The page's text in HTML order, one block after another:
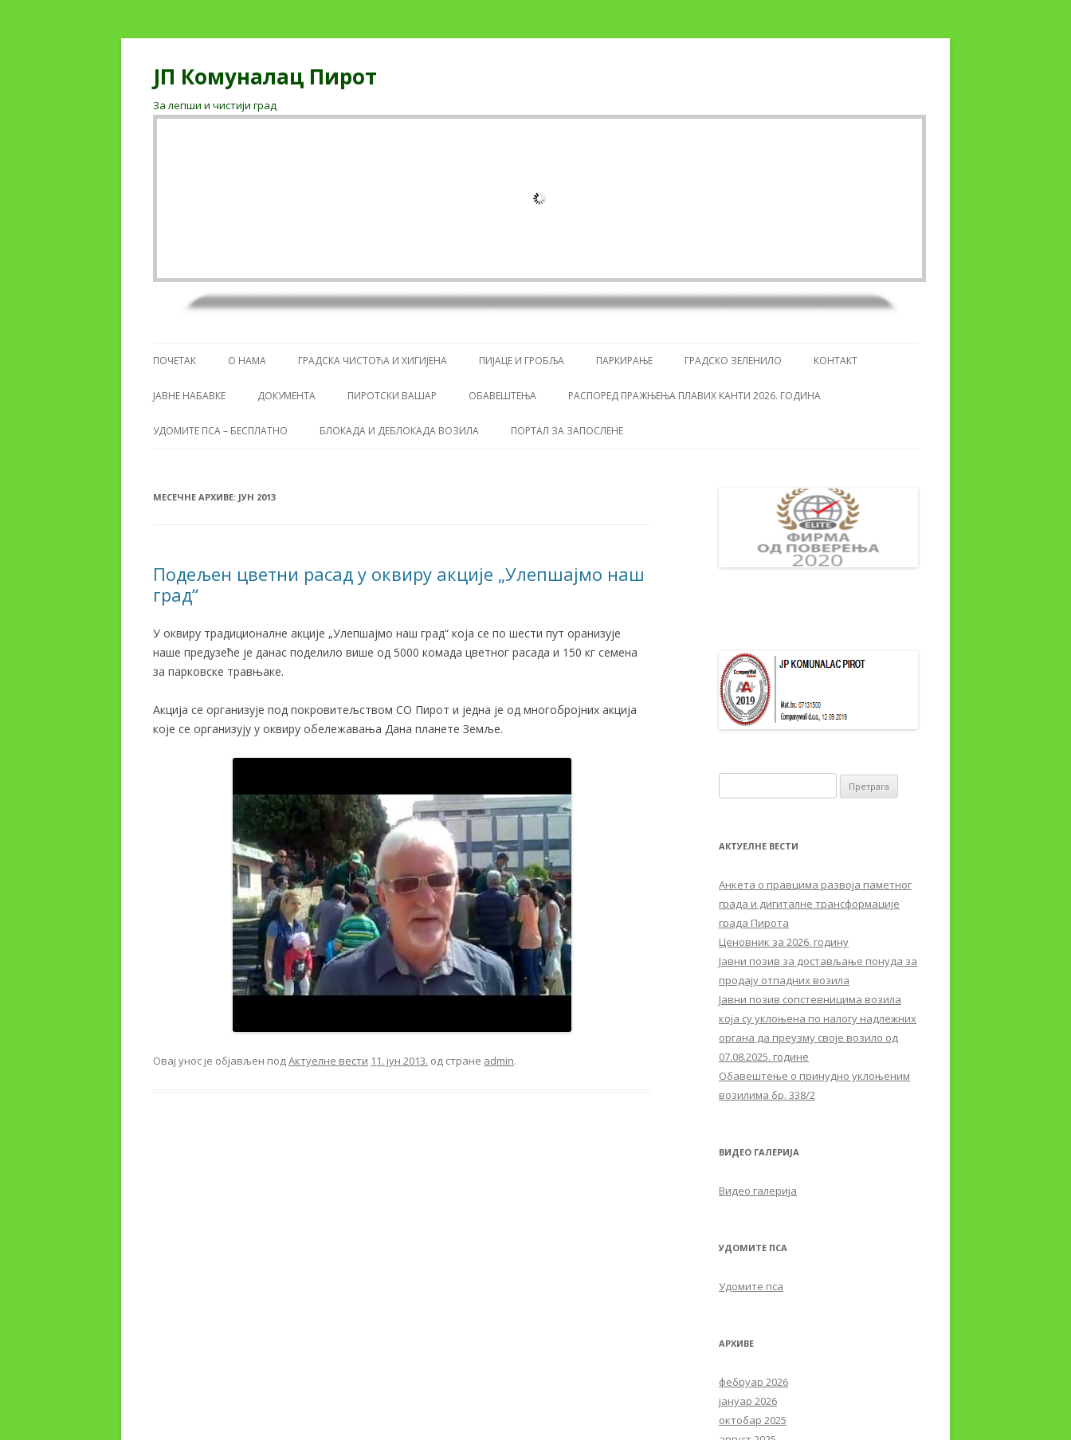
ЈП Комуналац Пирот
За лепши и чистији град
ПОЧЕТАК О НАМА ГРАДСКА ЧИСТОЋА И ХИГИЈЕНА ПИЈАЦЕ И ГРОБЉА ПАРКИРАЊЕ ГРАДСКО ЗЕЛЕНИЛО КОНТАКТ
ЈАВНЕ НАБАВКЕ ДОКУМЕНТА ПИРОТСКИ ВАШАР ОБАВЕШТЕЊА РАСПОРЕД ПРАЖЊЕЊА ПЛАВИХ КАНТИ 2026. ГОДИНА
УДОМИТЕ ПСА – БЕСПЛАТНО БЛОКАДА И ДЕБЛОКАДА ВОЗИЛА ПОРТАЛ ЗА ЗАПОСЛЕНЕ
МЕСЕЧНЕ АРХИВЕ: ЈУН 2013
Подељен цветни расад у оквиру акције „Улепшaјмо наш
град“
У оквиру традиционалне акције „Улепшaјмо наш град“ која се по шести пут оранизује
наше предузеће је данас поделило више од 5000 комада цветног расада и 150 кг семена
за парковске травњаке.
Акција се организује под покровитељством СО Пирот и једна је од многобројних акција
које се организују у оквиру обележавања Дана планете Земље.
Овај унос је објављен подАктуелне вести 11. јун 2013. од стране admin.
АКТУЕЛНЕ ВЕСТИ
Aнкета о правцима развоја паметног
града и дигиталне трансформације
града Пирота
Ценовник за 2026. годину
Јавни позив за достављање понуда за
продају отпадних возила
Јавни позив сопстевницима возила
која су уклоњена по налогу надлежних
органа да преузму своје возило од
07.08.2025. године
Обавештењe о принудно уклоњеним
возилима бр. 338/2
ВИДЕО ГАЛЕРИЈА
Видео галерија
УДОМИТЕ ПСА
Удомите пса
АРХИВЕ
фебруар 2026
јануар 2026
октобар 2025